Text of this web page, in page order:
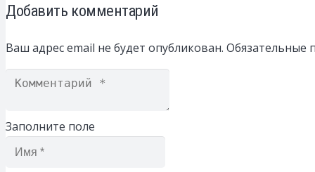
Добавить комментарий
Ваш адрес email не будет опубликован. Обязательные
Заполните поле